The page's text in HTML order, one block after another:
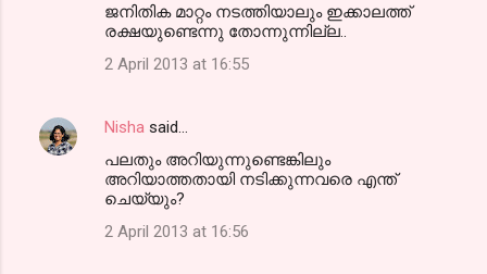
ജനിതിക മാറ്റം നടത്തിയാലും ഇക്കാലത്ത്
രക്ഷയുണ്ടെന്നു തോന്നുന്നില്ല..
2 April 2013 at 16:55
Nisha said…
പലതും അറിയുന്നുണ്ടെങ്കിലും
അറിയാത്തതായി നടിക്കുന്നവരെ എന്ത്
ചെയ്യും?
2 April 2013 at 16:56